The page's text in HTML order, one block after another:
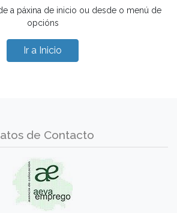
a páxina de inicio ou desde o menú de
opcións
Ir a Inicio
de Contacto